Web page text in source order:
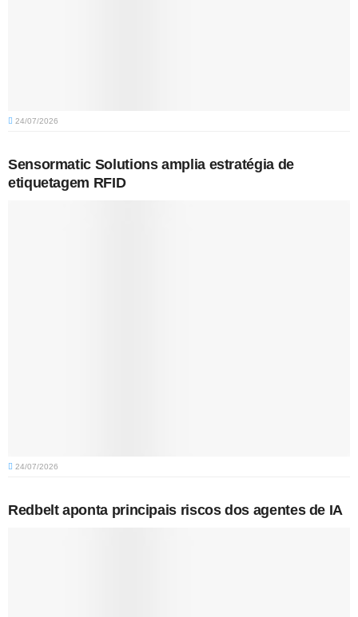
24/07/2026
Sensormatic Solutions amplia estratégia de
etiquetagem RFID
24/07/2026
Redbelt aponta principais riscos dos agentes de IA